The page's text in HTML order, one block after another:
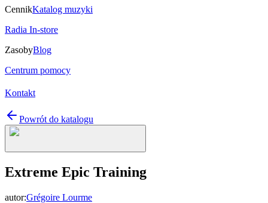
CennikKatalog muzyki
Radia In-store
ZasobyBlog
Centrum pomocy
Kontakt
Powrót do katalogu
Extreme Epic Training
autor:Grégoire Lourme